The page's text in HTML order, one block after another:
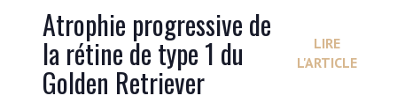
Atrophie progressive de
la rétine de type 1 du
Golden Retriever
LIRE
L'ARTICLE